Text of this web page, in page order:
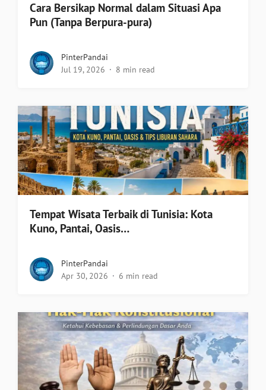
Cara Bersikap Normal dalam Situasi Apa
Pun (Tanpa Berpura-pura)
PinterPandai
Jul 19, 2026
8 min read
Tempat Wisata Terbaik di Tunisia: Kota
Kuno, Pantai, Oasis…
PinterPandai
Apr 30, 2026
6 min read